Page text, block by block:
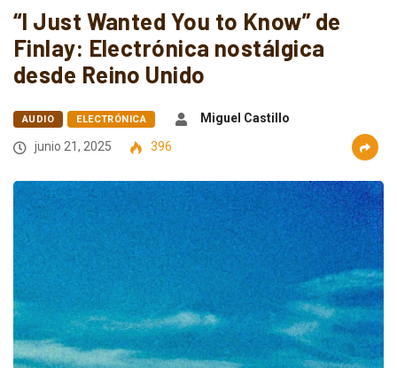
“I Just Wanted You to Know” de
Finlay: Electrónica nostálgica
desde Reino Unido
AUDIO ELECTRÓNICA
Miguel Castillo
junio 21, 2025
396